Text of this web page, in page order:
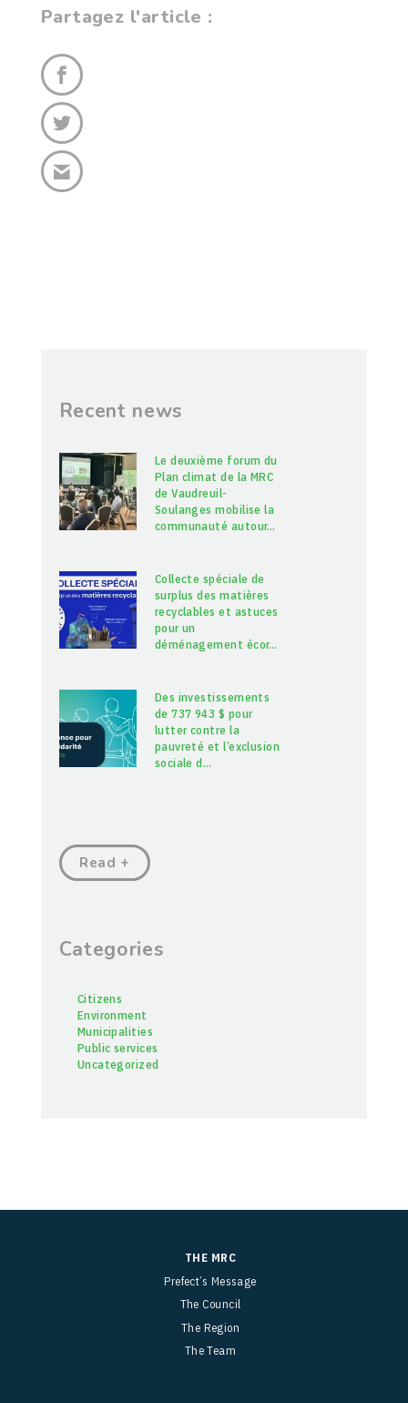
Partagez l'article :
Recent news
Le deuxième forum du
Plan climat de la MRC
de Vaudreuil-
Soulanges mobilise la
communauté autour…
Collecte spéciale de
surplus des matières
recyclables et astuces
pour un
déménagement écor…
Des investissements
de 737 943 $ pour
lutter contre la
pauvreté et l’exclusion
sociale d…
Read +
Categories
Citizens
Environment
Municipalities
Public services
Uncategorized
THE MRC
Prefect’s Message
The Council
The Region
The Team